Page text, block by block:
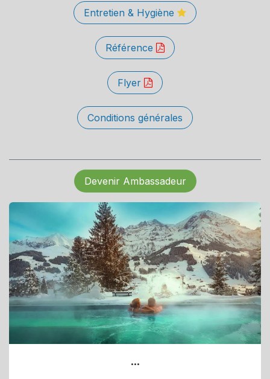
Entretien & Hygiène
Référence
Flyer
Conditions générales
Devenir Ambassadeur
...